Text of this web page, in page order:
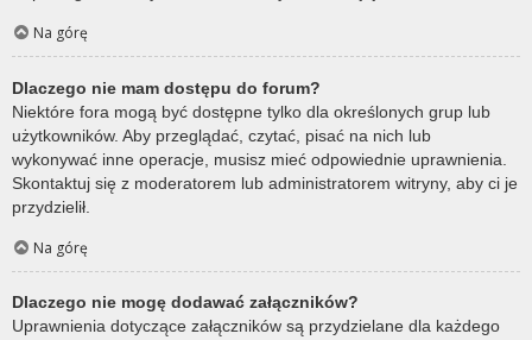
Na górę
Dlaczego nie mam dostępu do forum?
Niektóre fora mogą być dostępne tylko dla określonych grup lub
użytkowników. Aby przeglądać, czytać, pisać na nich lub
wykonywać inne operacje, musisz mieć odpowiednie uprawnienia.
Skontaktuj się z moderatorem lub administratorem witryny, aby ci je
przydzielił.
Na górę
Dlaczego nie mogę dodawać załączników?
Uprawnienia dotyczące załączników są przydzielane dla każdego